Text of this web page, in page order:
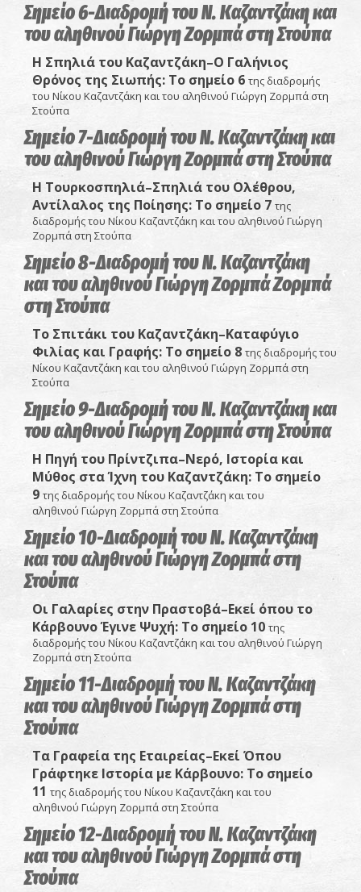
Σημείο 6-Διαδρομή του Ν. Καζαντζάκη και
του αληθινού Γιώργη Ζορμπά στη Στούπα
Η Σπηλιά του Καζαντζάκη–Ο Γαλήνιος
Θρόνος της Σιωπής: Το σημείο 6 της διαδρομής
του Νίκου Καζαντζάκη και του αληθινού Γιώργη Ζορμπά στη
Στούπα
Σημείο 7-Διαδρομή του Ν. Καζαντζάκη και
του αληθινού Γιώργη Ζορμπά στη Στούπα
Η Τουρκοσπηλιά–Σπηλιά του Ολέθρου,
Αντίλαλος της Ποίησης: Το σημείο 7 της
διαδρομής του Νίκου Καζαντζάκη και του αληθινού Γιώργη
Ζορμπά στη Στούπα
Σημείο 8-Διαδρομή του Ν. Καζαντζάκη
και του αληθινού Γιώργη Ζορμπά Ζορμπά
στη Στούπα
Το Σπιτάκι του Καζαντζάκη–Καταφύγιο
Φιλίας και Γραφής: Το σημείο 8 της διαδρομής του
Νίκου Καζαντζάκη και του αληθινού Γιώργη Ζορμπά στη
Στούπα
Σημείο 9-Διαδρομή του Ν. Καζαντζάκη και
του αληθινού Γιώργη Ζορμπά στη Στούπα
Η Πηγή του Πρίντζιπα–Νερό, Ιστορία και
Μύθος στα Ίχνη του Καζαντζάκη: Το σημείο
9 της διαδρομής του Νίκου Καζαντζάκη και του
αληθινού Γιώργη Ζορμπά στη Στούπα
Σημείο 10-Διαδρομή του Ν. Καζαντζάκη
και του αληθινού Γιώργη Ζορμπά στη
Στούπα
Οι Γαλαρίες στην Πραστοβά–Εκεί όπου το
Κάρβουνο Έγινε Ψυχή: Το σημείο 10 της
διαδρομής του Νίκου Καζαντζάκη και του αληθινού Γιώργη
Ζορμπά στη Στούπα
Σημείο 11-Διαδρομή του Ν. Καζαντζάκη
και του αληθινού Γιώργη Ζορμπά στη
Στούπα
Τα Γραφεία της Εταιρείας–Εκεί Όπου
Γράφτηκε Ιστορία με Κάρβουνο: Το σημείο
11 της διαδρομής του Νίκου Καζαντζάκη και του
αληθινού Γιώργη Ζορμπά στη Στούπα
Σημείο 12-Διαδρομή του Ν. Καζαντζάκη
και του αληθινού Γιώργη Ζορμπά στη
Στούπα